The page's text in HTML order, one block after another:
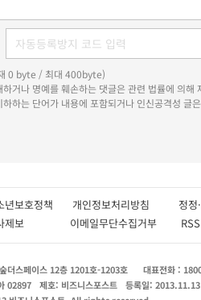
0 byte / 최대 400byte)
거나 명예를 훼손하는 댓글은 관련 법률에 의해
하는 단어가 내용에 포함되거나 인신공격성 글
년보호정책 개인정보처리방침 정정
제보 이메일무단수집거부 RSS
더스페이스 12층 1201호-1203호 대표전화 :
02897 제호: 비즈니스포스트 등록일: 2013.11.13